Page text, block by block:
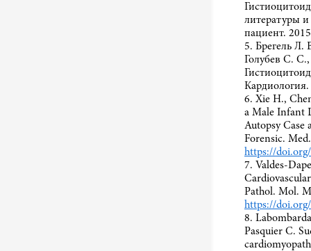
литературы
пациент.
5. Брегель
Голубев С.
6. Xie H.,
a Male Infant
Autopsy Case
Forensic.
https://
7. Valdes-
Pathol. Mol.
https://
8.
Pasquier C.